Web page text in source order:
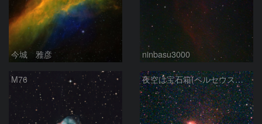
今城 雅彦 ninbasu3000
M76 夜空は宝石箱(ペルセウス座 NGC1491) Seestar50